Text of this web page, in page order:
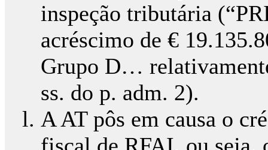
inspeção tributária
acréscimo de €
Grupo D…
ss. do p. adm. 2).
A AT pôs em causa o